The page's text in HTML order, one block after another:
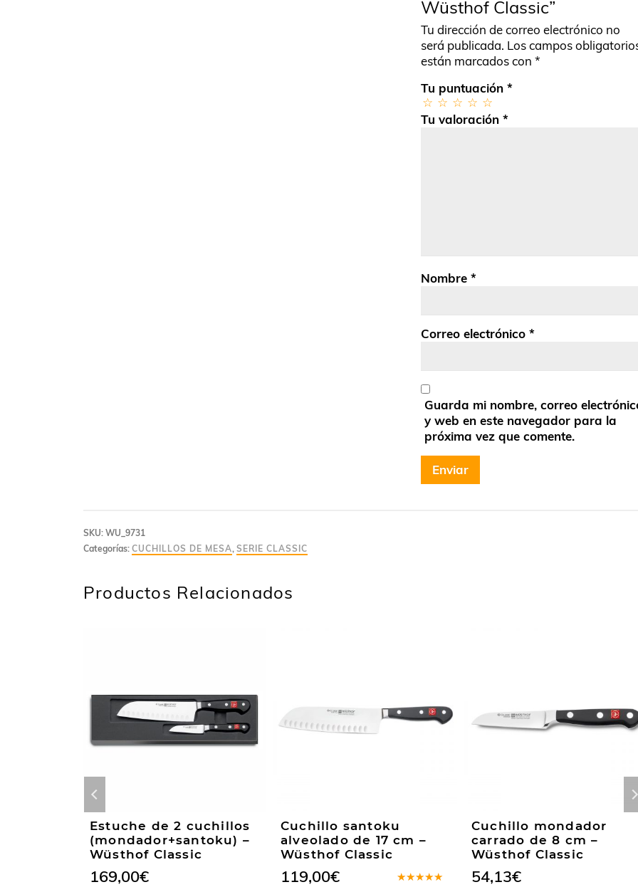
Wüsthof Classic”
Tu dirección de correo electrónico no
será publicada. Los campos
están marcados con *
Tu puntuación *
Tu valoración *
Nombre *
Correo electrónico *
Guarda mi nombre, correo
y web en este navegador para la
próxima vez que comente.
SKU: WU_9731
Categorías: CUCHILLOS DE MESA, SERIE CLASSIC
Productos Relacionados
Estuche de 2 cuchillos
(mondador+santoku) –
Wüsthof Classic
169,00€
Cuchillo santoku
alveolado de 17 cm –
Wüsthof Classic
119,00€
Cuchillo mondador
carrado de 8 cm –
Wüsthof Classic
54,13€